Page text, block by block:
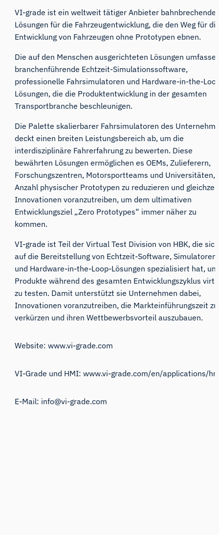
VI-grade ist ein weltweit tätiger Anbieter bahnbrechender
Lösungen für die Fahrzeugentwicklung, die den Weg für
Entwicklung von Fahrzeugenohne Prototypen ebnen.
Die auf den Menschen ausgerichteten Lösungen
branchenführende Echtzeit-Simulationssoftware,
professionelle Fahrsimulatoren und Hardware-in-the-
Lösungen, die die Produktentwicklung in der gesamten
Transportbranche beschleunigen.
Die Palette skalierbarer Fahrsimulatoren des
deckt einen breiten Leistungsbereich ab, um die
interdisziplinäre Fahrerfahrung zu bewerten. Diese
bewährten Lösungen ermöglichen es OEMs, Zulieferern,
Forschungszentren, Motorsportteams und Universitäten,
Anzahl physischer Prototypen zu reduzieren und
Innovationen voranzutreiben, um dem ultimativen
Entwicklungsziel „Zero Prototypes“ immer näher zu
kommen.
VI-grade ist Teil der Virtual Test Division von HBK, die sich
auf die Bereitstellung von Echtzeit-Software, Simulatoren
und Hardware-in-the-Loop-Lösungen spezialisiert hat, um
Produkte während des gesamten Entwicklungszyklus
zu testen. Damit unterstützt sie Unternehmen dabei,
Innovationen voranzutreiben, die Markteinführungszeit zu
verkürzen und ihren Wettbewerbsvorteil auszubauen.
Website:www.vi-grade.com
VI-Grade und HMI:www.vi-grade.com/en/applications/
E-Mail: info@vi-grade.com